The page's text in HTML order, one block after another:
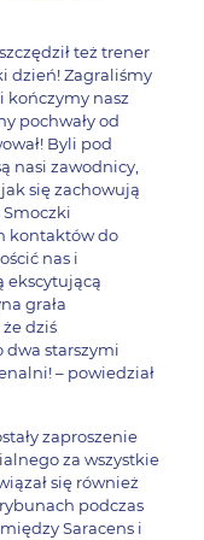
też trener
dzień! Zagraliśmy
kończymy nasz
pochwały od
Byli pod
nasi zawodnicy,
się zachowują
Smoczki
kontaktów do
nas i
ekscytującą
grała
dziś
dwa starszymi
– powiedział
zaproszenie
za wszystkie
się również
podczas
Saracens i